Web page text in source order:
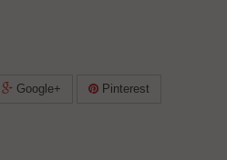
Google+ Pinterest